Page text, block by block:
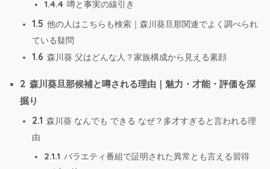
1.4.4 噂と事実の線引き
1.5 他の人はこちらも検索｜森川葵旦那関連でよく調べられ
ている疑問
1.6 森川葵 父はどんな人？家族構成から見える素顔
2 森川葵旦那候補と噂される理由｜魅力・才能・評価を深
掘り
2.1 森川葵 なんでも できる なぜ？多才すぎると言われる理
由
2.1.1 バラエティ番組で証明された異常とも言える習得